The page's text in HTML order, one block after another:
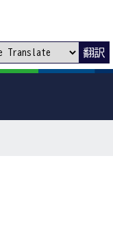
翻訳